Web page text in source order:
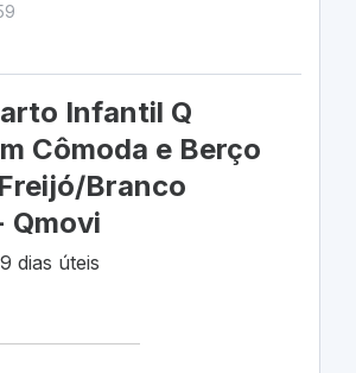
Infantil Q
Cômoda e Berço
Branco
Qmovi
dias úteis